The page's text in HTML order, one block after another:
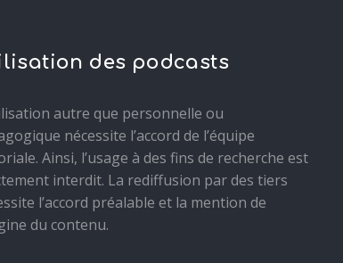
des podcasts
autre que personnelle ou
nécessite l’accord de l’équipe
Ainsi, l’usage à des fins de recherche est
interdit. La rediffusion par des tiers
l’accord préalable et la mention de
du contenu.